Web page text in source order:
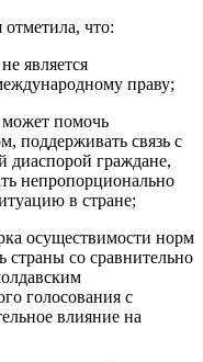
что:
является
праву;
помочь
поддерживать связь с
диаспорой граждане,
непропорционально
в стране;
осуществимости норм
со сравнительно
голосования с
влияние на